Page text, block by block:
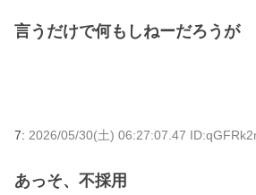
言うだけで何もしねーだろうが
7: 2026/05/30(土) 06:27:07.47
あっそ、不採用